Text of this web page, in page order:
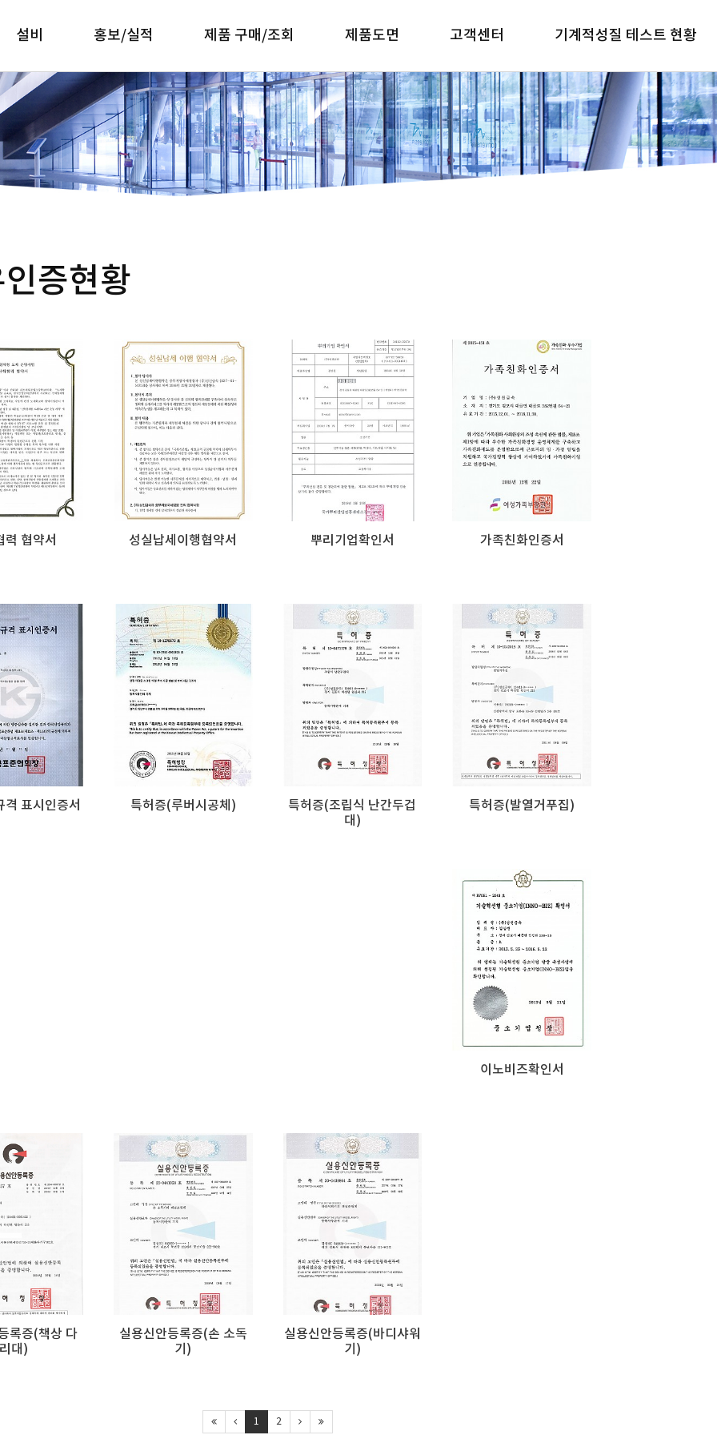
설비
생산설비
검사설비
홍보/실적
포트폴리오
보유인증현황
지역별납기분포도
홍보영상
제품 구매/조회
제품소개
제품구매문의
견적발주의뢰
웹발주프로그램
제품도면
열효율성적서
창호 도면
판넬바 도면
판넬바 도면(크린룸)
고객센터
1:1문의
기계적성질 테스트 현황
6063
6N01
6061
증현황
력 협약서 성실납세이행협약서 뿌리기업확인서 가족친화인증서
격 표시인증서 특허증(루버시공체)
특허증(조립식 난간두겁
대)
특허증(발열거푸집)
이노비즈확인서
록증(책상 다
대)
실용신안등록증(손 소독
기)
실용신안등록증(바디샤워
기)
1 2